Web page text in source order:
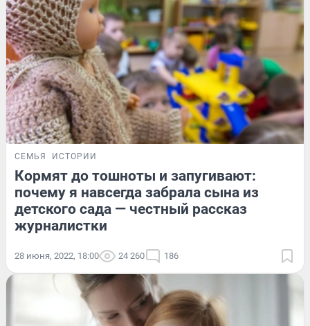
СЕМЬЯ ИСТОРИИ
Кормят до тошноты и запугивают:
почему я навсегда забрала сына из
детского сада — честный рассказ
журналистки
28 июня, 2022, 18:00 24 260 186